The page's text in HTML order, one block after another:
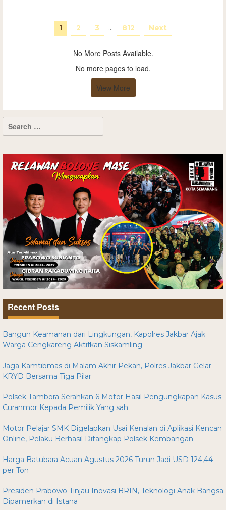
1 2 3 … 812 Next
No More Posts Available.
No more pages to load.
View More
Recent Posts
Bangun Keamanan dari Lingkungan, Kapolres Jakbar Ajak
Warga Cengkareng Aktifkan Siskamling
Jaga Kamtibmas di Malam Akhir Pekan, Polres Jakbar Gelar
KRYD Bersama Tiga Pilar
Polsek Tambora Serahkan 6 Motor Hasil Pengungkapan Kasus
Curanmor Kepada Pemilik Yang sah
Motor Pelajar SMK Digelapkan Usai Kenalan di Aplikasi Kencan
Online, Pelaku Berhasil Ditangkap Polsek Kembangan
Harga Batubara Acuan Agustus 2026 Turun Jadi USD 124,44
per Ton
Presiden Prabowo Tinjau Inovasi BRIN, Teknologi Anak Bangsa
Dipamerkan di Istana